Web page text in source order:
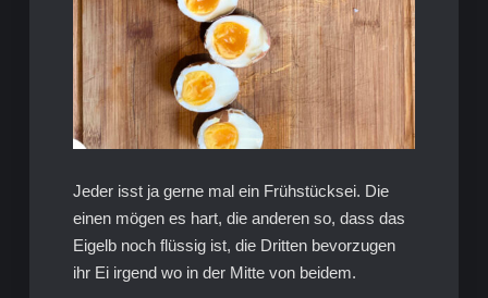
Jeder isst ja gerne mal ein Frühstücksei. Die
einen mögen es hart, die anderen so, dass das
Eigelb noch flüssig ist, die Dritten bevorzugen
ihr Ei irgend wo in der Mitte von beidem.